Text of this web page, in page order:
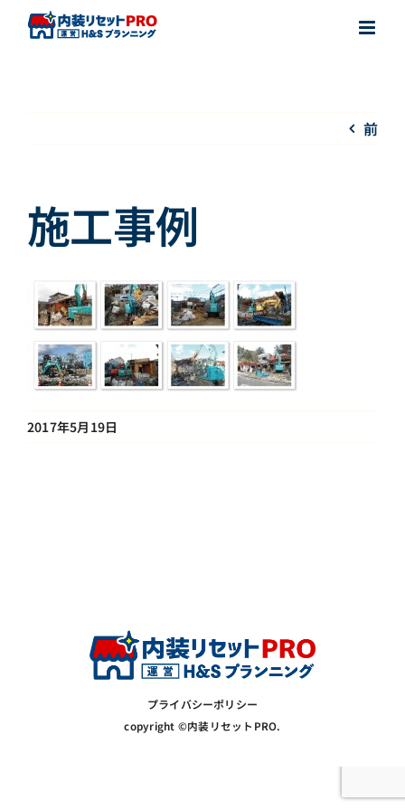
Skip
前
施工事例
2017年5月19日
プライバシーポリシー
copyright ©内装リセットPRO.